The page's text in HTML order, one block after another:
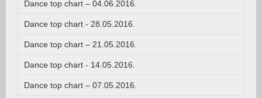
Dance top chart – 04.06.2016.
Dance top chart - 28.05.2016.
Dance top chart – 21.05.2016.
Dance top chart - 14.05.2016.
Dance top chart – 07.05.2016.